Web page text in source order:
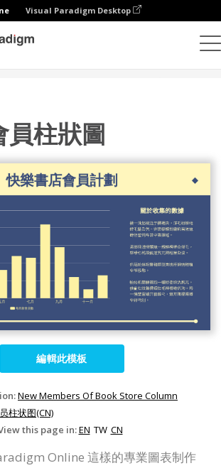
Visual Paradigm Desktop
員柱狀圖
編輯此模板
New Members Of Book Store Column
柱状图(CN)
this page in:EN TW CN
Online 這樣的專業圖表制作